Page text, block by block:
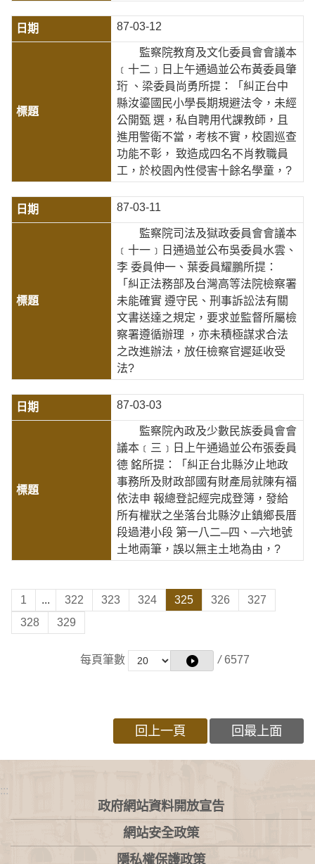
87-03-12
監察院教育及文化委員會會議本
﹝十二﹞日上午通過並公布黃委員肇
珩 、梁委員尚勇所提：「糾正台中
縣汝鎏國民小學長期規避法令，未經
公開甄 選，私自聘用代課教師，且
進用警衛不當，考核不實，校園巡查
功能不彰， 致造成四名不肖教職員
工，於校園內性侵害十餘名學童，?
87-03-11
監察院司法及獄政委員會會議本
﹝十一﹞日通過並公布吳委員水雲、
李 委員伸一、葉委員耀鵬所提：
「糾正法務部及台灣高等法院檢察署
未能確實 遵守民、刑事訴訟法有關
文書送達之規定，要求並監督所屬檢
察署遵循辦理 ，亦未積極謀求合法
之改進辦法，放任檢察官遲延收受
法?
87-03-03
監察院內政及少數民族委員會會
議本﹝三﹞日上午通過並公布張委員
德 銘所提：「糾正台北縣汐止地政
事務所及財政部國有財產局就陳有福
依法申 報總登記經完成登簿，發給
所有權狀之坐落台北縣汐止鎮鄉長厝
段過港小段 第一八二─四、─六地號
土地兩筆，誤以無主土地為由，?
1 ... 322 323 324 325 326
327
328
329
每頁筆數 / 6577
回上一頁 回最上面
:::
政府網站資料開放宣告
網站安全政策
隱私權保護政策